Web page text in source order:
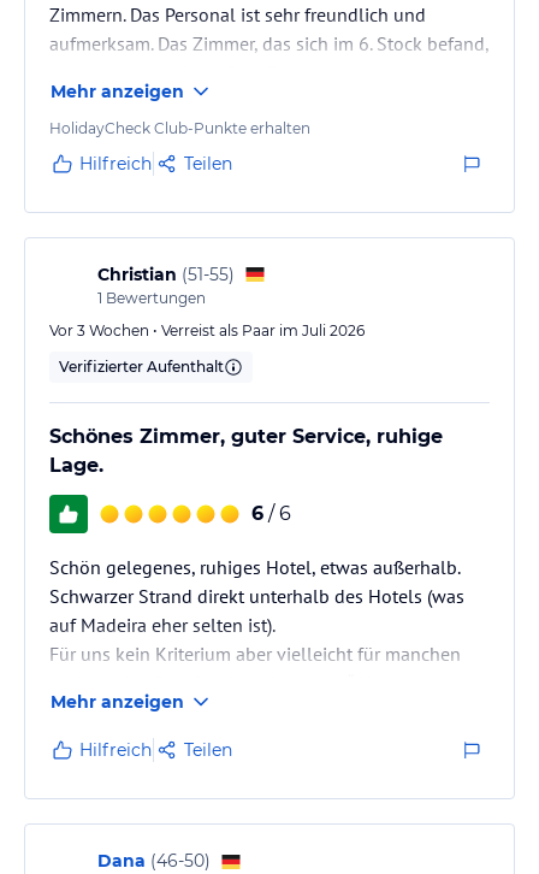
Zimmern. Das Personal ist sehr freundlich und
aufmerksam. Das Zimmer, das sich im 6. Stock befand,
kleine Stühle und ein Tisch, hier wären Liegen sehr
wünschenswert). Das Bad war renoviert und mit
bodengleicher Dusche und Glasduschabtrennung. Es
Schrank, außerdem gab es nicht eine Schublade um
auch kleinere Dinge zu…
Mehr anzeigen
HolidayCheck Club-Punkte erhalten
Hilfreich Teilen
Christian (51-55)
1 Bewertungen
Vor 3 Wochen • Verreist als Paar im Juli 2026
Verifizierter Aufenthalt
Schönes Zimmer, guter Service, ruhige
Lage.
6 / 6
Schön gelegenes, ruhiges Hotel, etwas außerhalb.
Schwarzer Strand direkt unterhalb des Hotels (was
auf Madeira eher selten ist).
Für uns kein Kriterium aber vielleicht für manchen
Mehr anzeigen
Hilfreich Teilen
Dana (46-50)